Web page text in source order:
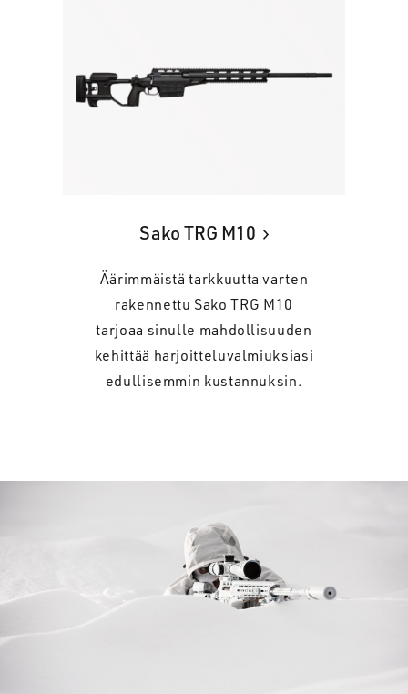
Sako TRG M10
Äärimmäistä tarkkuutta varten
rakennettu Sako TRG M10
tarjoaa sinulle mahdollisuuden
kehittää harjoitteluvalmiuksiasi
edullisemmin kustannuksin.